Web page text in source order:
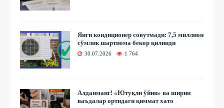
Янги кондиционер совутмади: 7,5 миллион
сўмлик шартнома бекор қилинди
30.07.2026 1 764
Алданманг! «Ютуқли ўйин» ва ширин
ваъдалар ортидаги қиммат хато